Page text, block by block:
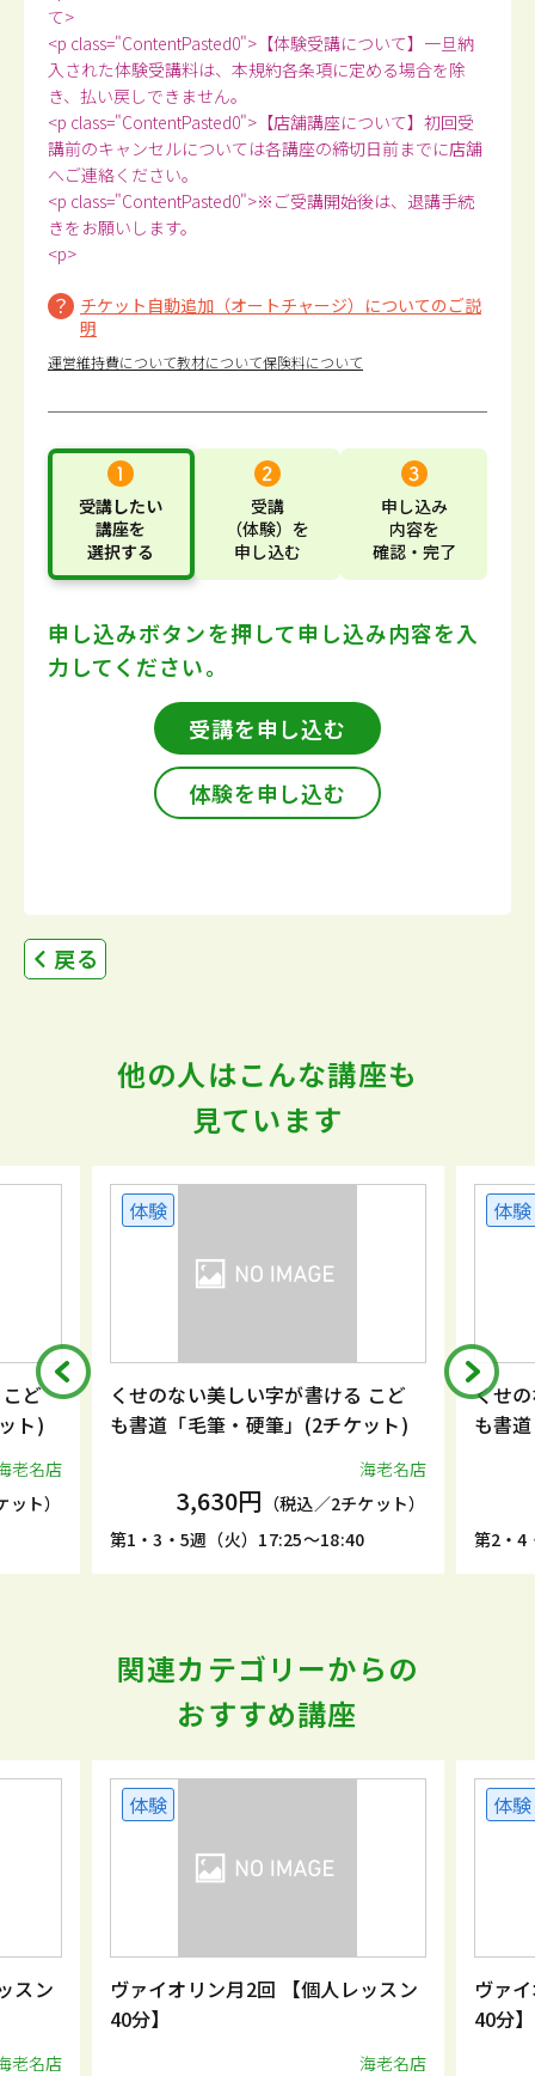
て>
<p class="ContentPasted0">【体験受講について】一旦納
入された体験受講料は、本規約各条項に定める場合を除
き、払い戻しできません。
<p class="ContentPasted0">【店舗講座について】初回受
講前のキャンセルについては各講座の締切日前までに店舗
へご連絡ください。
<p class="ContentPasted0">※ご受講開始後は、退講手続
きをお願いします。
<p>
チケット自動追加（オートチャージ）についてのご説
明
運営維持費について教材について保険料について
受講したい
講座を
選択する
受講
（体験） を
申し込む
申し込み
内容を
確認・完了
申し込みボタンを押して申し込み内容を入
力してください。
受講を申し込む
体験を申し込む
戻る
他の人はこんな講座も
見ています
ど
ト)
老名店
ト）
体験
くせのない美しい字が書ける こど
も書道「毛筆・硬筆」(2チケット)
海老名店
3,630円 （税込／2チケット）
第1・3・5週（火）17:25～18:40
体験
くせ
も書
第2・4
関連カテゴリーからの
おすすめ講座
スン
老名店
体験
ヴァイオリン月2回 【個人レッスン
40分】
海老名店
体験
ヴァ
40分】